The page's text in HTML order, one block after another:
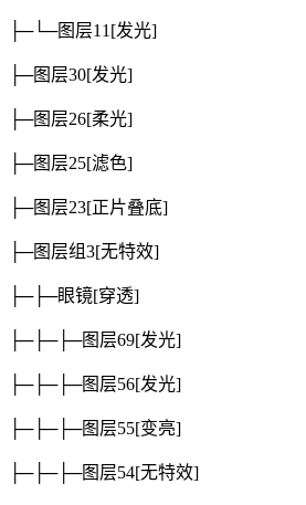
├─└─图层11 [发光]
├─图层30[发光]
├─图层26[柔光]
├─图层25[滤色]
├─图层23[正片叠底]
├─图层组3[无特效]
├─├─眼镜[穿透]
├─├─├─图层69[发光]
├─├─├─图层56[发光]
├─├─├─图层55[变亮]
├─├─├─图层54[无特效]